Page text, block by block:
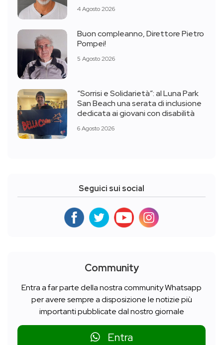
4 Agosto 2026
Buon compleanno, Direttore Pietro
Pompei!
5 Agosto 2026
“Sorrisi e Solidarietà”: al Luna Park
San Beach una serata di inclusione
dedicata ai giovani con disabilità
6 Agosto 2026
Seguici sui social
Community
Entra a far parte della nostra community Whatsapp
per avere sempre a disposizione le notizie più
importanti pubblicate dal nostro giornale
Entra